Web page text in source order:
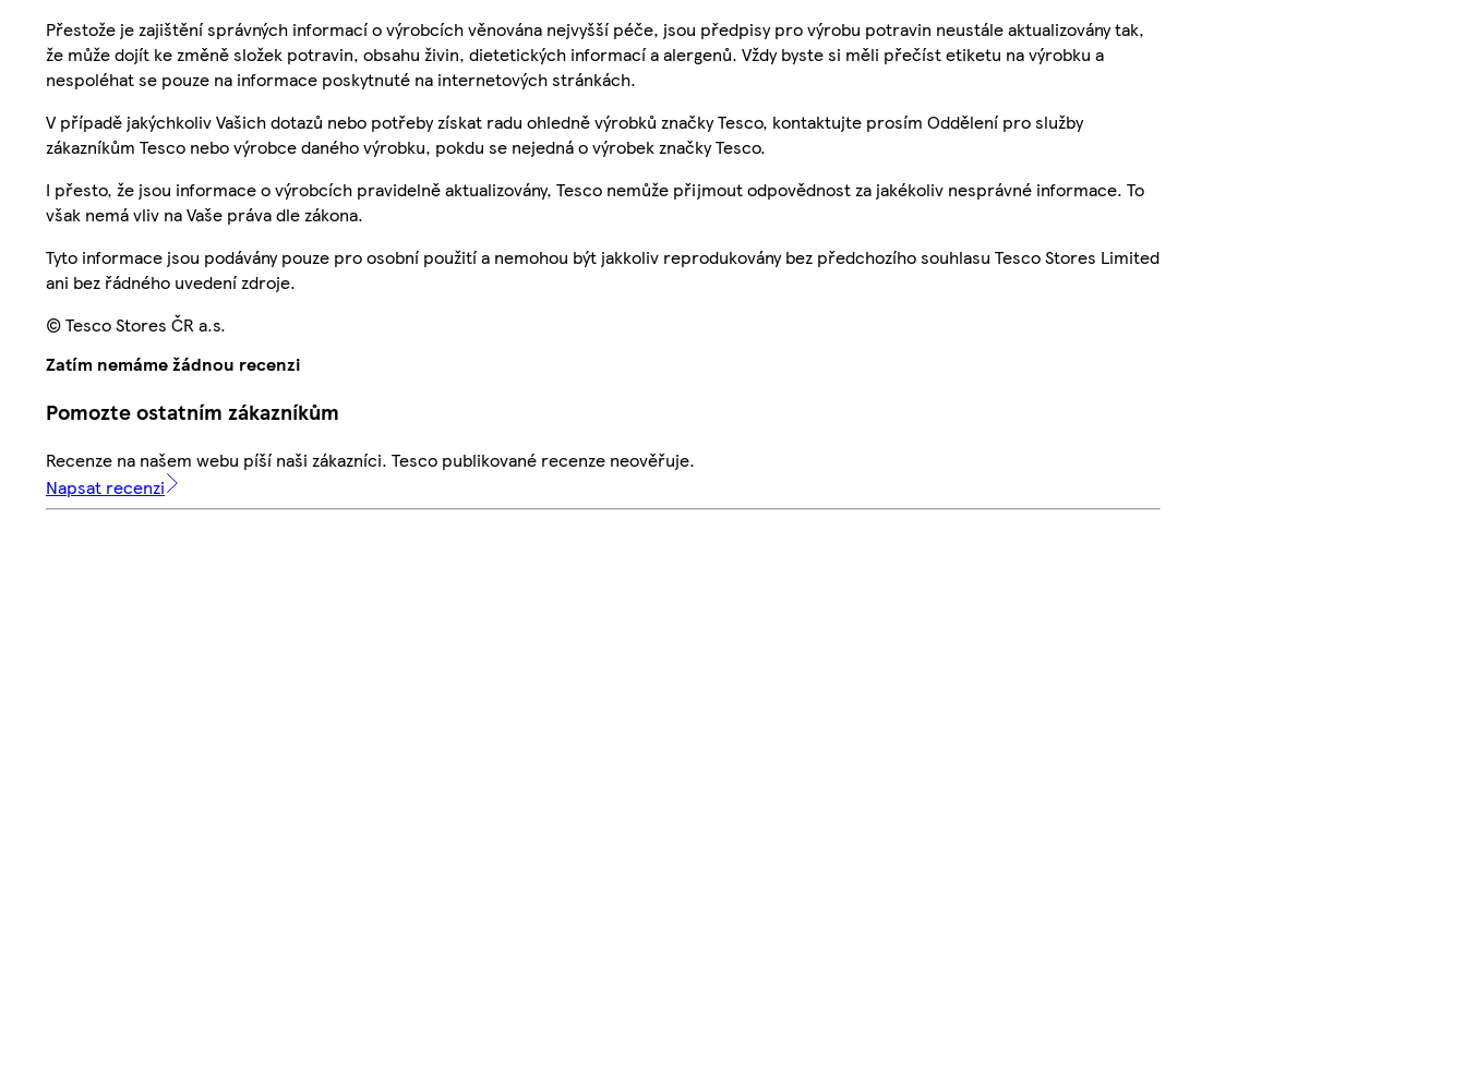
Přestože je zajištění správných informací o výrobcích věnována nejvyšší péče, jsou předpisy pro výrobu potravin neustále aktualizovány tak,
že může dojít ke změně složek potravin, obsahu živin, dietetických informací a alergenů. Vždy byste si měli přečíst etiketu na výrobku a
nespoléhat se pouze na informace poskytnuté na internetových stránkách.
V případě jakýchkoliv Vašich dotazů nebo potřeby získat radu ohledně výrobků značky Tesco, kontaktujte prosím Oddělení pro služby
zákazníkům Tesco nebo výrobce daného výrobku, pokdu se nejedná o výrobek značky Tesco.
I přesto, že jsou informace o výrobcích pravidelně aktualizovány, Tesco nemůže přijmout odpovědnost za jakékoliv nesprávné informace. To
však nemá vliv na Vaše práva dle zákona.
Tyto informace jsou podávány pouze pro osobní použití a nemohou být jakkoliv reprodukovány bez předchozího souhlasu Tesco Stores Limited
ani bez řádného uvedení zdroje.
© Tesco Stores ČR a.s.
Zatím nemáme žádnou recenzi
Pomozte ostatním zákazníkům
Recenze na našem webu píší naši zákazníci. Tesco publikované recenze neověřuje.
Napsat recenzi